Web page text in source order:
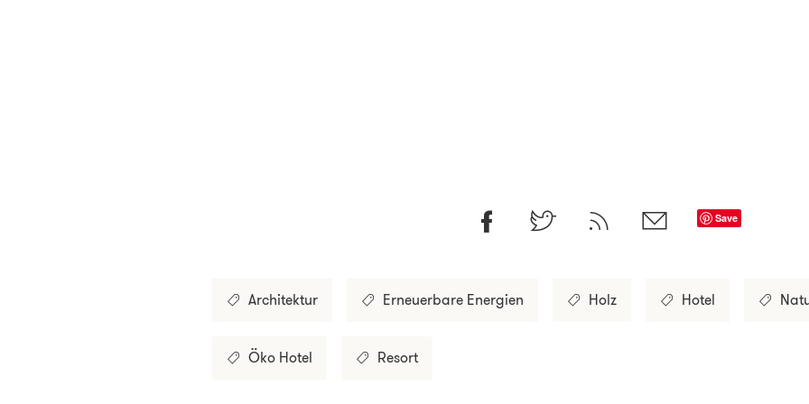
Save
Architektur Erneuerbare Energien Holz Hotel
Öko Hotel Resort